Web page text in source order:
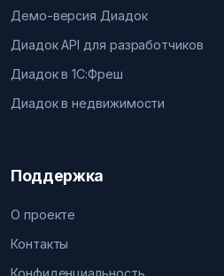
Демо-версия Диадок
Диадок API для разработчиков
Диадок в 1С:Фреш
Диадок в недвижимости
Поддержка
О проекте
Контакты